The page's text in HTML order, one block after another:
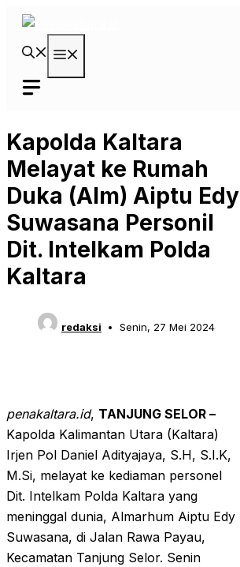
Langsung
Kapolda Kaltara
Melayat ke Rumah
Duka (Alm) Aiptu Edy
Suwasana Personil
Dit. Intelkam Polda
Kaltara
redaksi Senin, 27 Mei 2024
penakaltara.id, TANJUNG SELOR –
Kapolda Kalimantan Utara (Kaltara)
Irjen Pol Daniel Adityajaya, S.H, S.I.K,
M.Si, melayat ke kediaman personel
Dit. Intelkam Polda Kaltara yang
meninggal dunia, Almarhum Aiptu Edy
Suwasana, di Jalan Rawa Payau,
Kecamatan Tanjung Selor. Senin